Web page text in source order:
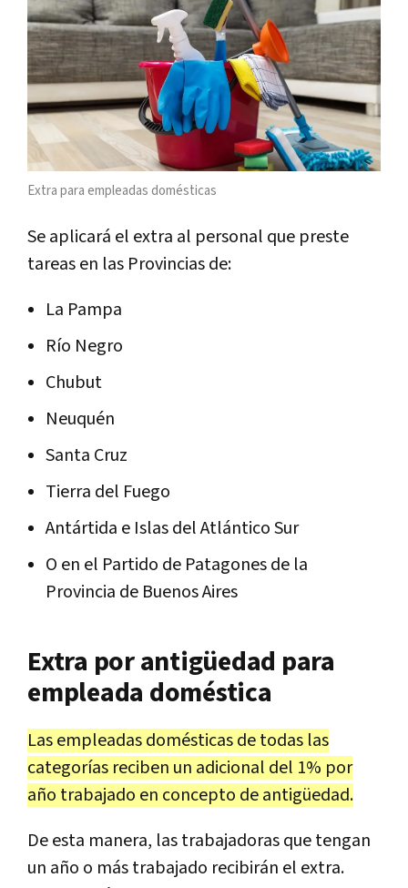
Extra para empleadas domésticas
Se aplicará el extra al personal que preste
tareas en las Provincias de:
La Pampa
Río Negro
Chubut
Neuquén
Santa Cruz
Tierra del Fuego
Antártida e Islas del Atlántico Sur
O en el Partido de Patagones de la
Provincia de Buenos Aires
Extra por antigüedad para
empleada doméstica
Las empleadas domésticas de todas las
categorías reciben un adicional del 1% por
año trabajado en concepto de antigüedad.
De esta manera, las trabajadoras que tengan
un año o más trabajado recibirán el extra.